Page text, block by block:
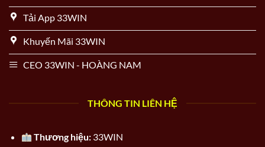
Tải App 33WIN
Khuyến Mãi 33WIN
CEO 33WIN - HOÀNG NAM
THÔNG TIN LIÊN HỆ
Thương hiệu: 33WIN